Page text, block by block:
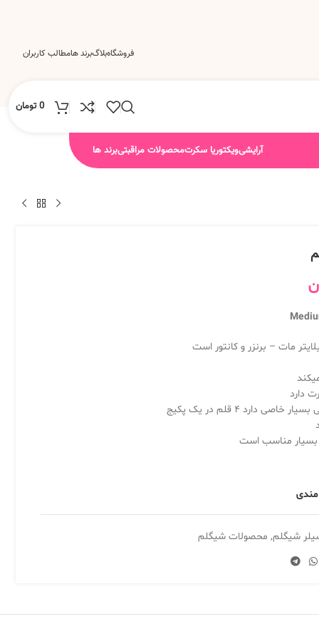
فروشگاهبلاگبرند هامطالب کاربران
0 تومان
آرایشیویکتوریا سکرتمحصولات مراقبتیبرند ها
مات – برنزر و کانتور است
دارد
دارد 4 قلم در یک پکیج
بسیار مناسب است
مندی
شیگلم, محصولات شیگلم